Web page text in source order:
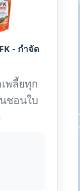
- กำจัด
พลี้ยทุก
ชอนใบ